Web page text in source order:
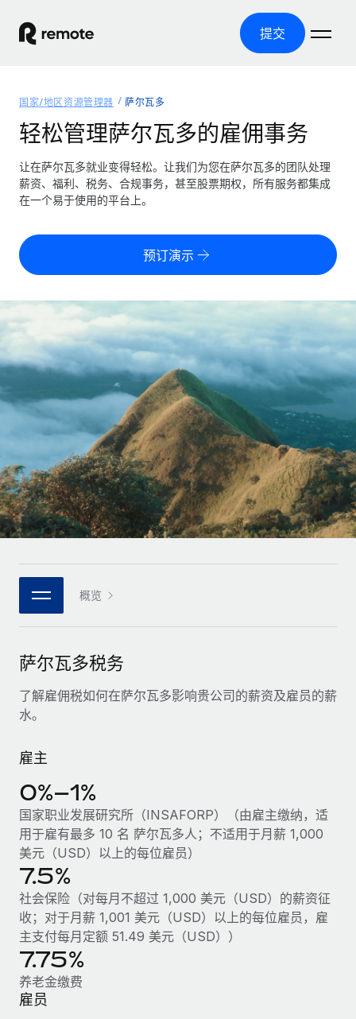
提交
产品
全球招聘
全球薪资管理
轻松运行合规薪资
零实体成本实现全球扩张
全球合规聘用合同工
合同工管理
全球合同工入职与管理
外包复杂雇佣任务
基础设施
Remote Embedded
将人力资源无缝融入工作流程
团队的内置核心人力资源功能
连接 新的
使用我们的 MCP 将任何人工智能工具与 Remote 平台相连
借助核心业务工具简化流程
服务
咨询专家
获得全球人力资源与合规方面的专家帮助
背景调查
简化候选人筛选流程
合规守望台
防范合规风险
设备管理
在全球范围内配置和跟踪 IT 设备
实体设立
快速建立合规实体
覆盖全球
美国各州浏览器
Remote 无惧对比
了解我们的竞争优势
成长阶段
为成长型企业量身打造的全球敏捷型人力资源与薪资解决方案
中型市场
通过定制化人力资源解决方案扩展团队
企业
与我们携手合作
战略技术合作伙伴
与我们共探合作机遇
案例研究
Cultivating a Thriving Remote-First Culture in
Partnership with Remote
At a glance Discover the evolution of TheyDo, a pioneering
journey management platform that has...
了解更多
Reverse Tech's strategic partnership with
Remote for contractor management and
资源
工具与计算器
误分类风险计算工具
员工成本计算器
计算任何国家的员工总成本
合同工薪酬结算计算器
探索全球合同工的结算货币选项与结算速度
通过 REMOTE 学习
研究与指引
案例研究
人力资源术语表
核对表和模板
职位描述库
网络研讨会
活动
新闻室
薪金与人才洞察
洞察中心
获得支持
查看全部资源
博客
Why owned entities are key to maintaining
EOR compliance
As the global workforce continues to expand in response
to the demands of today’s labor market, the...
了解更多
定价
中文（简体）
English
Français
Deutsch
Español
Italiano
Português (Portugal)
日本語
한국어
中文（简体）
登录
国家/地区资源管理器 萨尔瓦多
轻松管理萨尔瓦多的雇佣事务
让在萨尔瓦多就业变得轻松。让我们为您在萨尔瓦多的团队处理
薪资、福利、税务、合规事务，甚至股票期权，所有服务都集成
在一个易于使用的平台上。
预订演示
概览
萨尔瓦多税务
了解雇佣税如何在萨尔瓦多影响贵公司的薪资及雇员的薪
水。
雇主
0%–1%
国家职业发展研究所（INSAFORP）（由雇主缴纳，适
用于雇有最多 10 名 萨尔瓦多人；不适用于月薪 1,000
美元（USD）以上的每位雇员）
7.5%
社会保险（对每月不超过 1,000 美元（USD）的薪资征
收；对于月薪 1,001 美元（USD）以上的每位雇员，雇
主支付每月定额 51.49 美元（USD））
7.75%
养老金缴费
雇员